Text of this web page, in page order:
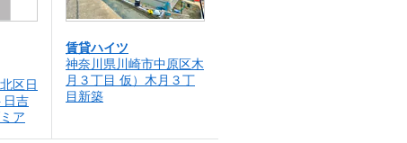
区日
日吉
ア
賃貸ハイツ
神奈川県川崎市中原区木
月３丁目 仮）木月３丁
目新築